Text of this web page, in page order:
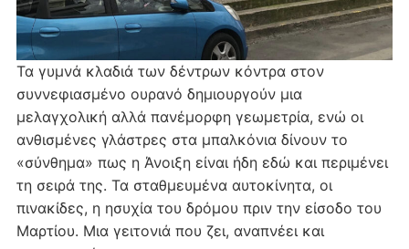
Τα γυμνά κλαδιά των δέντρων κόντρα στον
συννεφιασμένο ουρανό δημιουργούν μια
μελαγχολική αλλά πανέμορφη γεωμετρία, ενώ οι
ανθισμένες γλάστρες στα μπαλκόνια δίνουν το
«σύνθημα» πως η Άνοιξη είναι ήδη εδώ και περιμένει
τη σειρά της. Τα σταθμευμένα αυτοκίνητα, οι
πινακίδες, η ησυχία του δρόμου πριν την είσοδο του
Μαρτίου. Μια γειτονιά που ζει, αναπνέει και